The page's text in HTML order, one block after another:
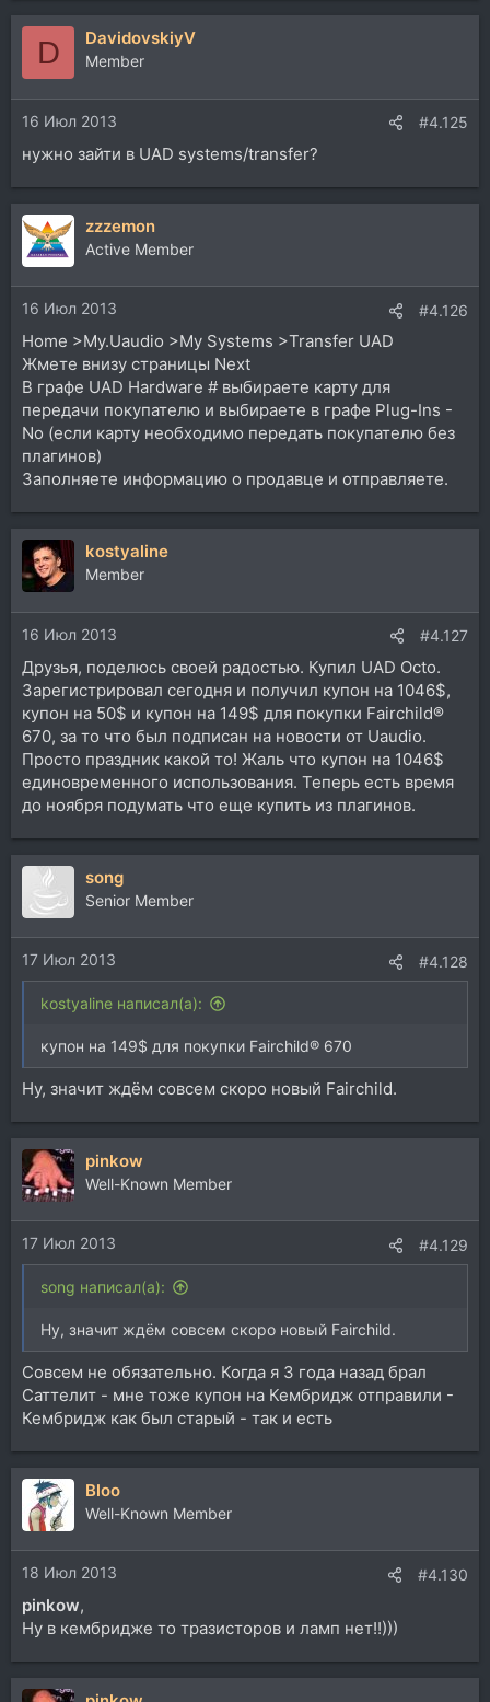
D DavidovskiyV
Member
16 Июл 2013 #4.125
нужно зайти в UAD systems/transfer?
zzzemon
Active Member
16 Июл 2013 #4.126
Home >My.Uaudio >My Systems >Transfer UAD
Жмете внизу страницы Next
В графе UAD Hardware # выбираете карту для
передачи покупателю и выбираете в графе Plug-Ins -
No (если карту необходимо передать покупателю без
плагинов)
Заполняете информацию о продавце и отправляете.
kostyaline
Member
16 Июл 2013 #4.127
Друзья, поделюсь своей радостью. Купил UAD Octo.
Зарегистрировал сегодня и получил купон на 1046$,
купон на 50$ и купон на 149$ для покупки Fairchild®
670, за то что был подписан на новости от Uaudio.
Просто праздник какой то! Жаль что купон на 1046$
единовременного использования. Теперь есть время
до ноября подумать что еще купить из плагинов.
song
Senior Member
17 Июл 2013 #4.128
kostyaline написал(а):
купон на 149$ для покупки Fairchild® 670
Ну, значит ждём совсем скоро новый Fairchild.
pinkow
Well-Known Member
17 Июл 2013 #4.129
song написал(а):
Ну, значит ждём совсем скоро новый Fairchild.
Совсем не обязательно. Когда я 3 года назад брал
Саттелит - мне тоже купон на Кембридж отправили -
Кембридж как был старый - так и есть
Bloo
Well-Known Member
18 Июл 2013 #4.130
pinkow,
Ну в кембридже то тразисторов и ламп нет!!)))